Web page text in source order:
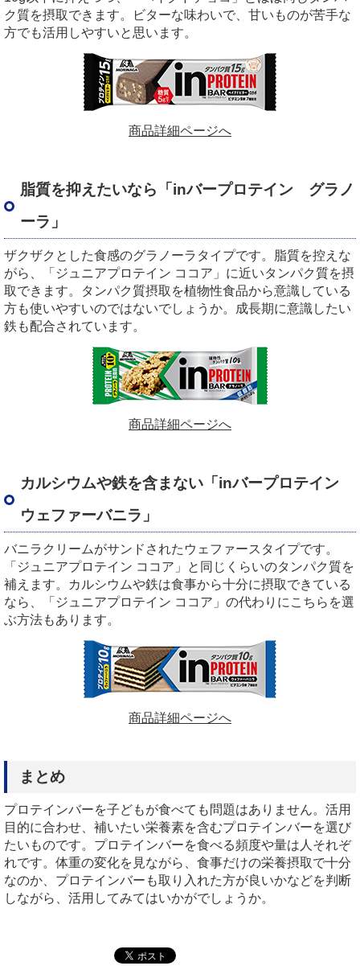
ク質を摂取できます。ビターな味わいで、甘いものが苦手な
方でも活用しやすいと思います。
商品詳細ページへ
脂質を抑えたいなら「inバープロテイン グラノ
ーラ」
ザクザクとした食感のグラノーラタイプです。脂質を控えな
がら、「ジュニアプロテイン ココア」に近いタンパク質を摂
取できます。タンパク質摂取を植物性食品から意識している
方も使いやすいのではないでしょうか。成長期に意識したい
鉄も配合されています。
商品詳細ページへ
カルシウムや鉄を含まない「inバープロテイン
ウェファーバニラ」
バニラクリームがサンドされたウェファースタイプです。
「ジュニアプロテイン ココア」と同じくらいのタンパク質を
補えます。カルシウムや鉄は食事から十分に摂取できている
なら、「ジュニアプロテイン ココア」の代わりにこちらを選
ぶ方法もあります。
商品詳細ページへ
まとめ
プロテインバーを子どもが食べても問題はありません。活用
目的に合わせ、補いたい栄養素を含むプロテインバーを選び
たいものです。プロテインバーを食べる頻度や量は人それぞ
れです。体重の変化を見ながら、食事だけの栄養摂取で十分
なのか、プロテインバーも取り入れた方が良いかなどを判断
しながら、活用してみてはいかがでしょうか。